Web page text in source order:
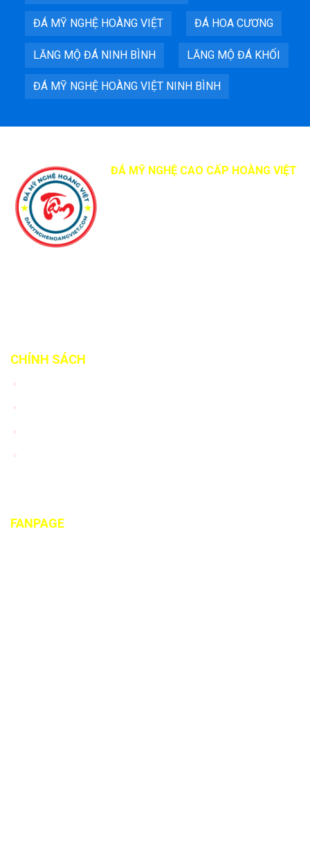
ĐÁ MỸ NGHỆ HOÀNG VIỆT ĐÁ HOA CƯƠNG
LĂNG MỘ ĐÁ NINH BÌNH LĂNG MỘ ĐÁ KHỐI
ĐÁ MỸ NGHỆ HOÀNG VIỆT NINH BÌNH
ĐÁ MỸ NGHỆ CAO CẤP HOÀNG VIỆT
CHÍNH SÁCH
FANPAGE